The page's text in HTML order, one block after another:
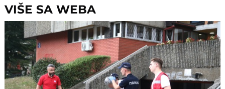
odnosu bili
VIŠE SA WEBA